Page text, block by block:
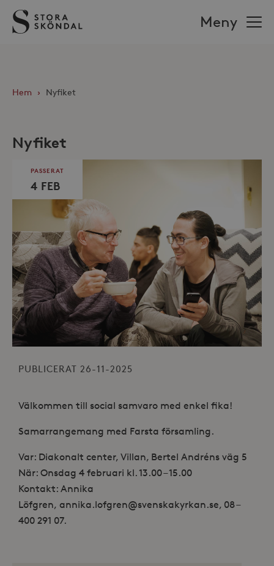
Stora
Sköndal
Meny
Hem › Nyfiket
Nyfiket
PASSERAT
4 FEB
PUBLICERAT 26-11-2025
Välkommen till social samvaro med enkel fika!
Samarrangemang med Farsta församling.
Var: Diakonalt center, Villan, Bertel Andréns väg 5
När: Onsdag 4 februari kl. 13.00 – 15.00
Kontakt: Annika
Löfgren, annika.lofgren@svenskakyrkan.se, 08 –
400 291 07.